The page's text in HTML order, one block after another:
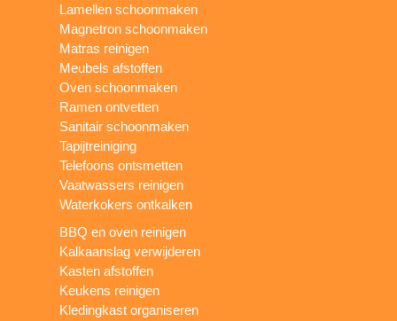
Lamellen schoonmaken
Magnetron schoonmaken
Matras reinigen
Meubels afstoffen
Oven schoonmaken
Ramen ontvetten
Sanitair schoonmaken
Tapijtreiniging
Telefoons ontsmetten
Vaatwassers reinigen
Waterkokers ontkalken
BBQ en oven reinigen
Kalkaanslag verwijderen
Kasten afstoffen
Keukens reinigen
Kledingkast organiseren